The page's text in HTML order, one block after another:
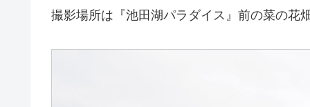
撮影場所は『池田湖パラダイス』前の菜の花